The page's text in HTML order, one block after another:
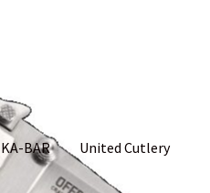
KA-BAR United Cutlery